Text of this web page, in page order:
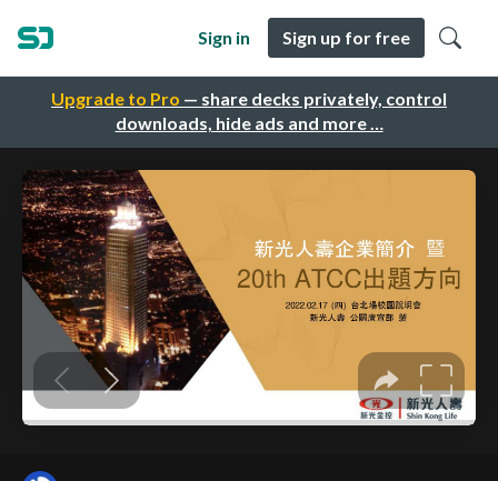
Upgrade to Pro — share decks privately, control
downloads, hide ads and more …
Sign in Sign up for free